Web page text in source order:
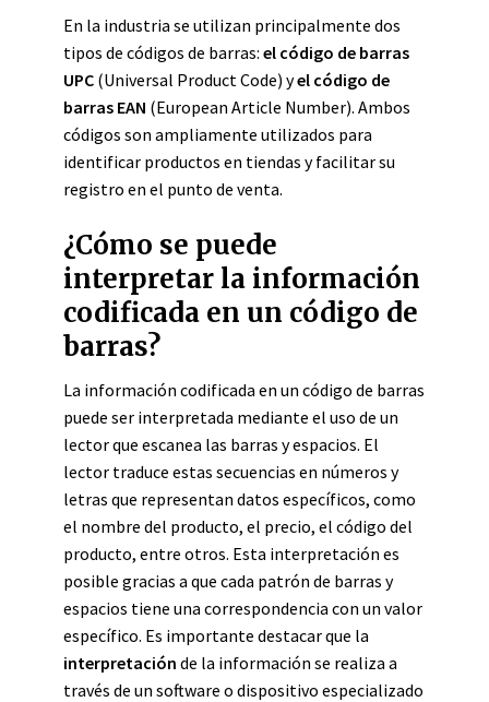
En la industria se utilizan principalmente dos
tipos de códigos de barras: el código de barras
UPC (Universal Product Code) yel código de
barras EAN (European Article Number). Ambos
códigos son ampliamente utilizados para
identificar productos en tiendas y facilitar su
registro en el punto de venta.
¿Cómo se puede
interpretar la información
codificada en un código de
barras?
La información codificada en un código de barras
puede ser interpretada mediante el uso de un
lector que escanea las barras y espacios. El
lector traduce estas secuencias en números y
letras que representan datos específicos, como
el nombre del producto, el precio, el código del
producto, entre otros. Esta interpretación es
posible gracias a que cada patrón de barras y
espacios tiene una correspondencia con un valor
específico. Es importante destacar que la
interpretación de la información se realiza a
través de un software o dispositivo especializado